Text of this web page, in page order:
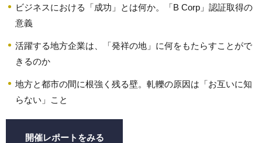
ビジネスにおける「成功」とは何か。「B Corp」認証取得の
意義
活躍する地方企業は、「発祥の地」に何をもたらすことがで
きるのか
地方と都市の間に根強く残る壁。軋轢の原因は「お互いに知
らない」こと
開催レポートをみる